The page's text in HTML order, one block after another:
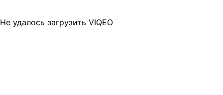
Не удалось загрузить VIQEO